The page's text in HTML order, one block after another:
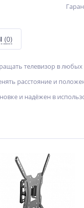
(0)
телевизор в
расстояние и
и надёжен в